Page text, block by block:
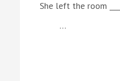
She left the room
…